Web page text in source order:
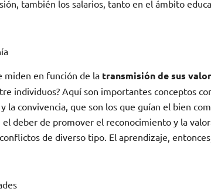
también los salarios, tanto en el ámbito
miden en función de la transmisión de sus
individuos? Aquí son importantes conceptos
y la convivencia, que son los que guían el bien
deber de promover el reconocimiento y la
de diverso tipo. El aprendizaje,